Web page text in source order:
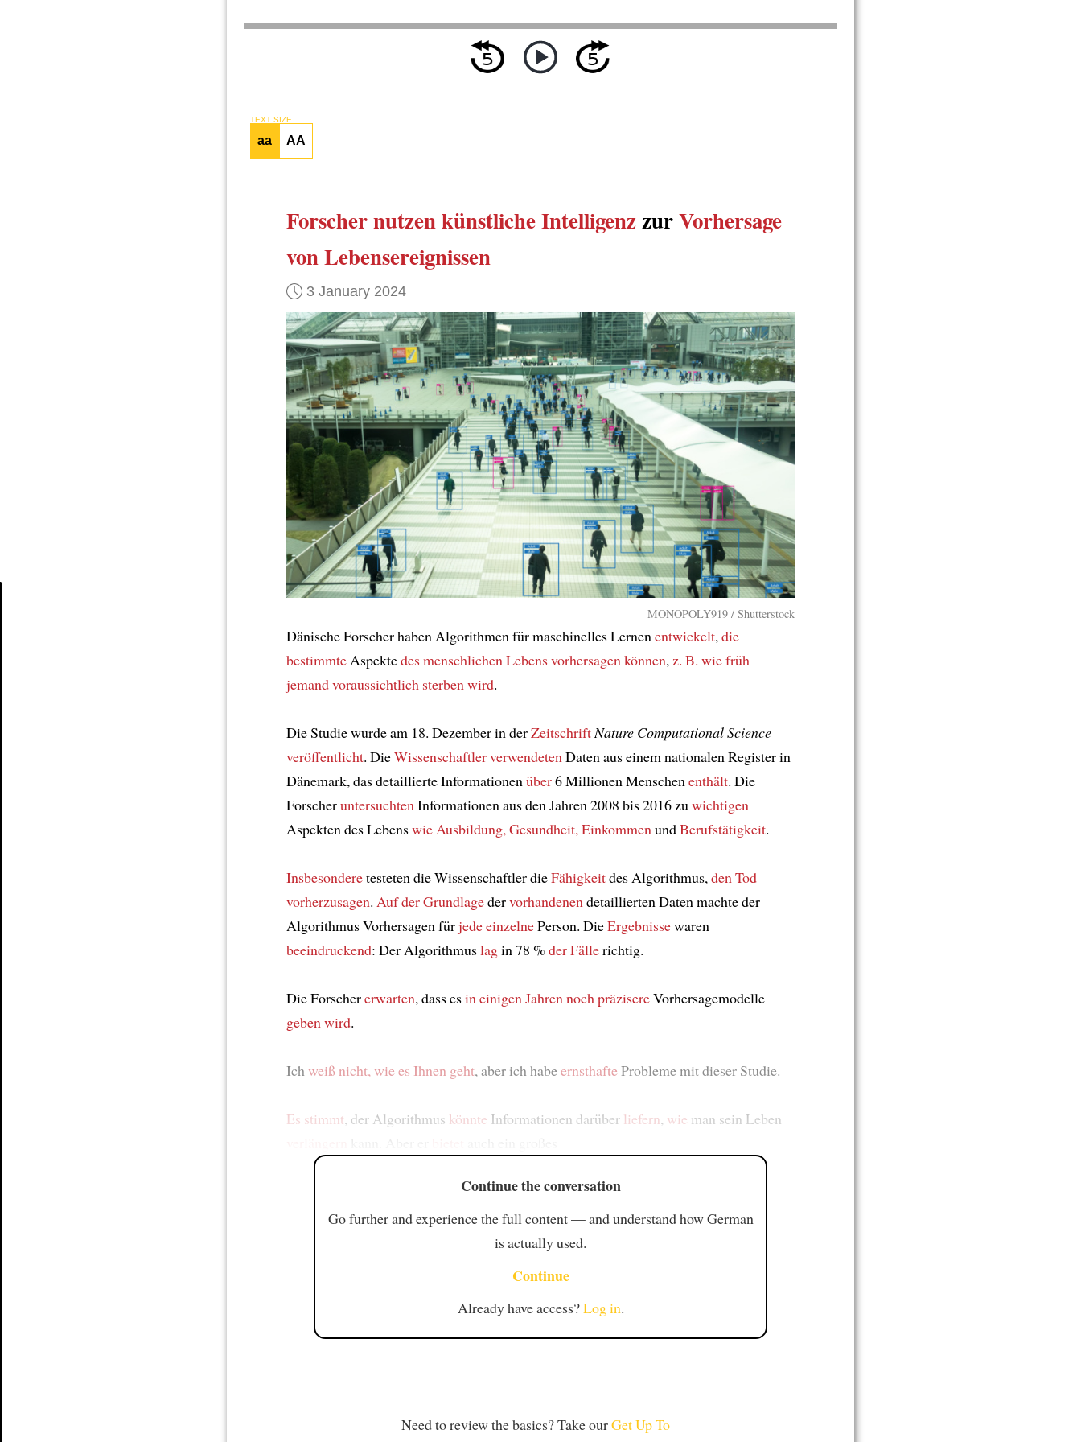
TEXT SIZE
aa AA
Forschernutzen künstliche IntelligenzzurVorhersage
von Lebensereignissen
3 January 2024
MONOPOLY919 / Shutterstock
Dänische Forscher haben Algorithmen für maschinelles Lernen entwickelt, die
bestimmte Aspektedes menschlichen Lebensvorhersagen können, z. B. wie früh
jemand voraussichtlich sterben wird.
Die Studie wurde am 18. Dezember in derZeitschrift Nature Computational Science
veröffentlicht. DieWissenschaftlerverwendeten Daten aus einem nationalen Register in
Dänemark, das detaillierte Informationen über6 Millionen Menschen enthält. Die
Forscheruntersuchten Informationen aus den Jahren 2008 bis 2016 zu wichtigen
Aspekten des Lebenswie Ausbildung, Gesundheit, Einkommen undBerufstätigkeit.
Insbesonderetesteten die Wissenschaftler dieFähigkeitdes Algorithmus, den Tod
vorherzusagen. Auf der Grundlagedervorhandenen detaillierten Daten machte der
Algorithmus Vorhersagen fürjede einzelnePerson. DieErgebnissewaren
beeindruckend: Der Algorithmuslagin 78 % der Fällerichtig.
Die Forschererwarten, dass esin einigen Jahren noch präzisereVorhersagemodelle
geben wird.
Ich weiß nicht, wie es Ihnen geht, aber ich habeernsthafteProbleme mit dieser Studie.
Es stimmt, der Algorithmus könnte Informationen darüber liefern, wie man sein Leben
Continue the conversation
Go further and experience the full content — and understand how German
is actually used.
Continue
Already have access?Log in.
Need to review the basics? Take ourGet Up To